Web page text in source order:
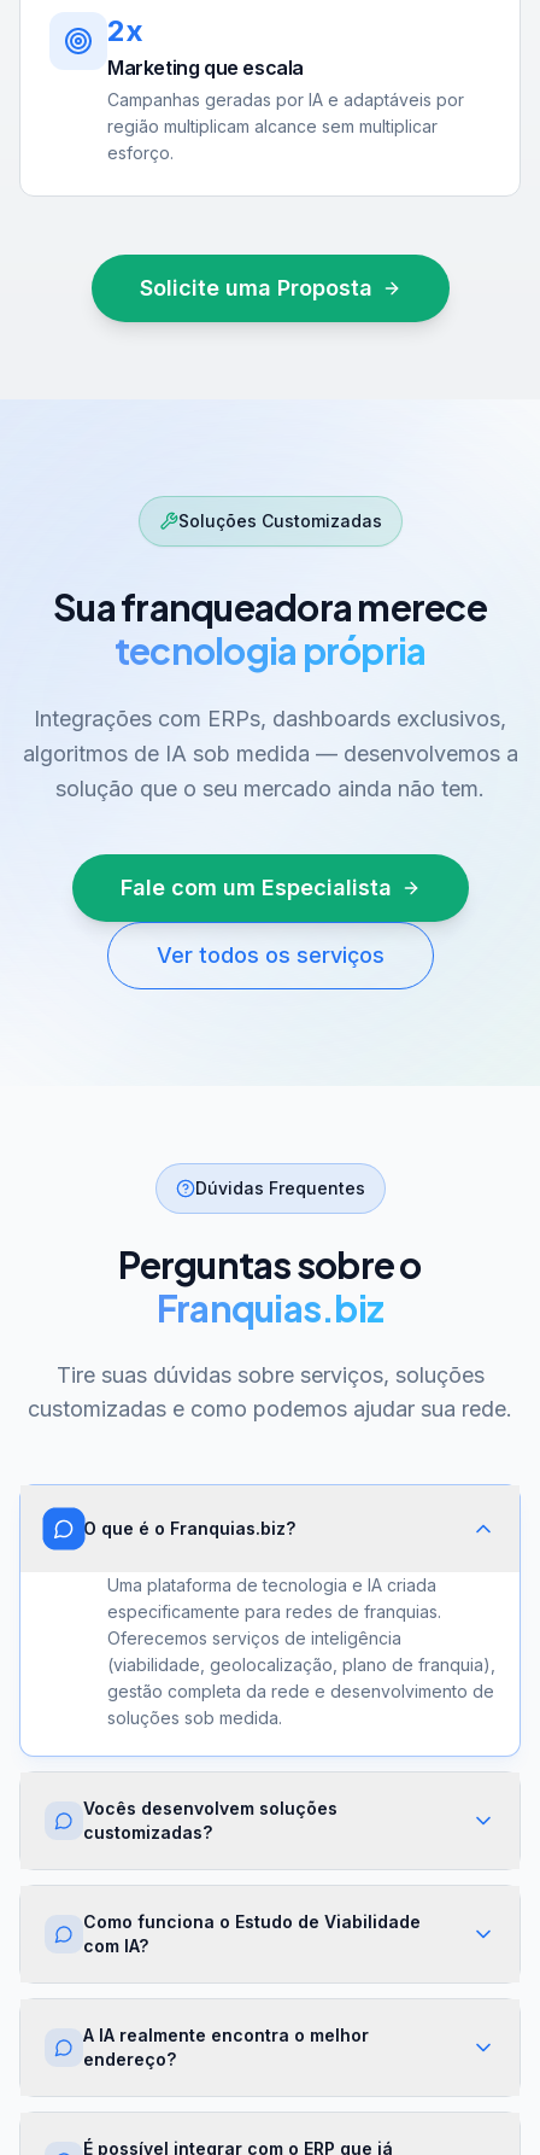
2x
Marketing que escala
Campanhas geradas por IA e adaptáveis por
região multiplicam alcance sem multiplicar
esforço.
Solicite uma Proposta
Soluções Customizadas
Sua franqueadora merece
tecnologia própria
Integrações com ERPs, dashboards exclusivos,
algoritmos de IA sob medida — desenvolvemos a
solução que o seu mercado ainda não tem.
Fale com um Especialista
Ver todos os serviços
Dúvidas Frequentes
Perguntas sobre o
Franquias.biz
Tire suas dúvidas sobre serviços, soluções
customizadas e como podemos ajudar sua rede.
O que é o Franquias.biz?
Uma plataforma de tecnologia e IA criada
especificamente para redes de franquias.
Oferecemos serviços de inteligência
(viabilidade, geolocalização, plano de franquia),
gestão completa da rede e desenvolvimento de
soluções sob medida.
Vocês desenvolvem soluções
customizadas?
Sim. Além dos módulos prontos, criamos
algoritmos proprietários e APIs sob demanda.
sua franqueadora.
Como funciona o Estudo de Viabilidade
com IA?
Nossa IA cruza dados de mercado,
financeiras para gerar um score de viabilidade
por região. Você recebe um relatório completo
com recomendações em minutos.
A IA realmente encontra o melhor
endereço?
Sim. O módulo de Geolocalização cruza fluxo
É possível integrar com o ERP que já